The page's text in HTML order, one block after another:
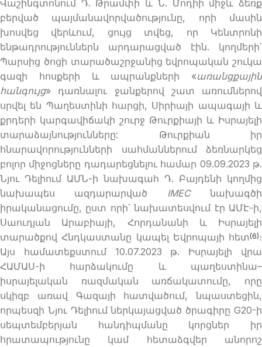
Վաշինգտոնում Դ. Թրամփի և Ն. Մոդիի միջև ձեռք
բերված պայմանավորվածությունը, որի մասին
խոսվեց վերևում, ցույց տվեց, որ Կենտրոնի
ենթադրություններն արդարացված էին. կողմերի՝
Պարսից ծոցի տարածաշրջանից եվրոպական շուկա
գազի հոսքերի և ապրանքների «առանցքային
հանգույց» դառնալու ջանքերով շատ առումներով
սրվել են Պաղեստինի հարցի, Սիրիայի ապագայի և
քրդերի կարգավիճակի շուրջ Թուրքիայի և Իսրայելի
տարաձայնությունները: Թուրքիան իր
հնարավորությունների սահմաններում ձեռնարկեց
բոլոր միջոցները դադարեցնելու համար 09.09.2023 թ.
Նյու Դելիում ԱՄՆ-ի նախագահ Դ. Բայդենի կողմից
նախապես ազդարարված IMECնախագծի
իրականացումը, ըստ որի՝ նախատեսվում էր ԱՄԷ-ի,
Սաուդյան Արաբիայի, Հորդանանի և Իսրայելի
տարածքով Հնդկաստանը կապել Եվրոպայի հետ(6) ։
Այս համատեքստում 10.07.2023 թ. Իսրայելի վրա
ՀԱՄԱՍ-ի հարձակումը և պաղեստինա–
իսրայելական ռազմական առճակատումը, որը
սկիզբ առավ Գազայի հատվածում, նպաստեցին,
որպեսզի Նյու Դելիում ներկայացված ծրագիրը G20-ի
սեպտեմբերյան հանդիպմանը կորցներ իր
հրատապությունը կամ հետաձգվեր անորոշ